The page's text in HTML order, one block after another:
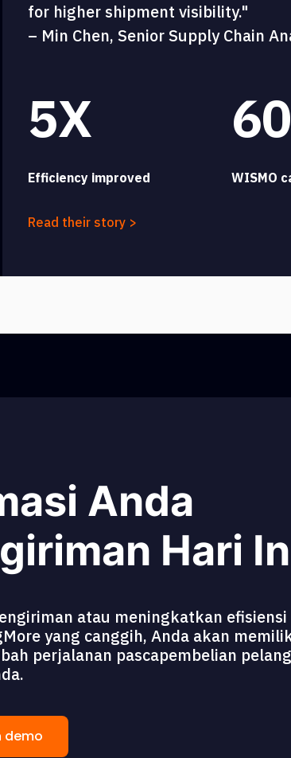
for higher shipment visibility."
– Min Chen, Senior Supply Chain
5X
Efficiency improved WISMO
Read their story >
Anda
Hari
atau meningkatkan efisiensi
yang canggih, Anda akan
perjalanan pascapembelian
demo